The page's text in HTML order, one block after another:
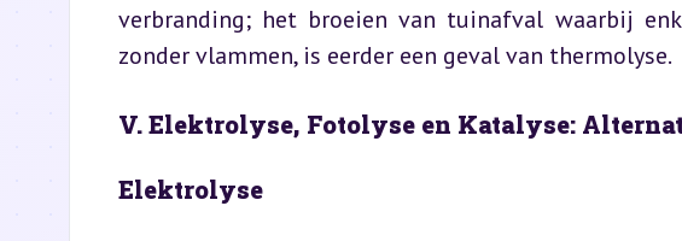
verbranding; het broeien van tuinafval waarbij
zonder vlammen, is eerder een geval van thermolyse.
V. Elektrolyse, Fotolyse en Katalyse:
Elektrolyse